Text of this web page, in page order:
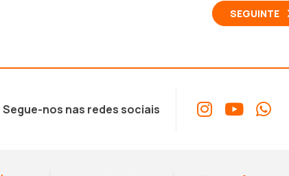
SEGUINTE
Segue-nos nas redes sociais